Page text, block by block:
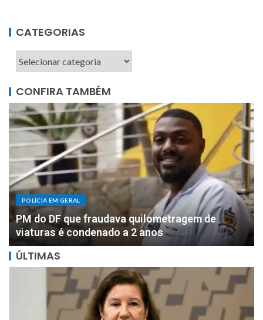
CATEGORIAS
CONFIRA TAMBÉM
POLÍCIA EM GERAL
DOIS MILHÕES: PF apreende R$ 2 milhões com
motorista de parlamentar federal de Rondônia
ÚLTIMAS